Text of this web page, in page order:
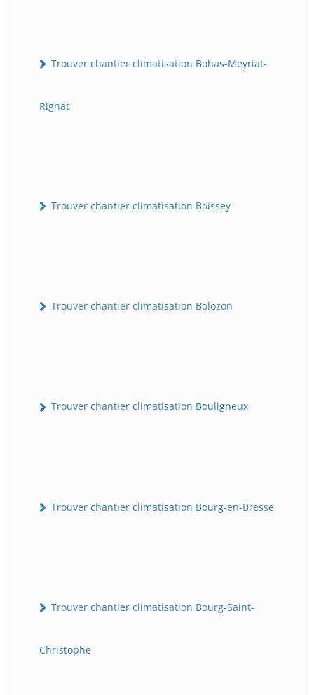
Trouver chantier climatisation Bohas-Meyriat-
Rignat
Trouver chantier climatisation Boissey
Trouver chantier climatisation Bolozon
Trouver chantier climatisation Bouligneux
Trouver chantier climatisation Bourg-en-Bresse
Trouver chantier climatisation Bourg-Saint-
Christophe